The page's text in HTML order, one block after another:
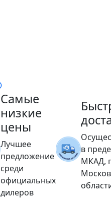
Самые
низкие
цены
Лучшее
предложение
среди
официальных
дилеров
в
МКАД,